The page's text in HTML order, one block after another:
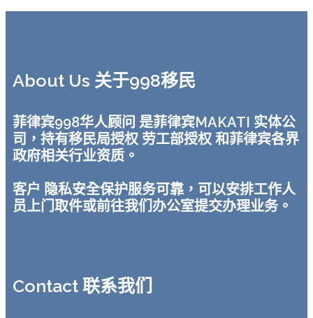
About Us 关于998移民
菲律宾998华人顾问 是菲律宾MAKATI 实体公
司，持有移民局授权 劳工部授权 和菲律宾各界
政府相关行业资质。
客户 隐私安全保护服务可靠，可以安排工作人
员上门取件或前往我们办公室提交办理业务。
Contact 联系我们